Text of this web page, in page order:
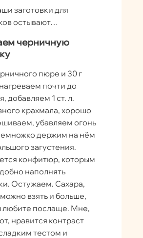
заготовки для
остывают…
черничную
пюре и 30 г
почти до
добавляем 1 ст. л.
крахмала, хорошо
убавляем огонь
держим на нём
загустения.
конфитюр, которым
наполнять
Остужаем. Сахара,
можно взять и больше,
любите послаще. Мне,
нравится контраст
тестом и